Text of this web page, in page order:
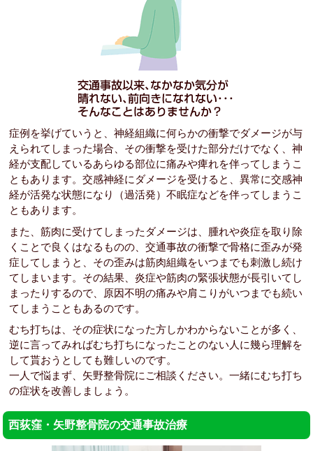
症例を挙げていうと、神経組織に何らかの衝撃でダメージが与
えられてしまった場合、その衝撃を受けた部分だけでなく、神
経が支配しているあらゆる部位に痛みや痺れを伴ってしまうこ
ともあります。交感神経にダメージを受けると、異常に交感神
経が活発な状態になり（過活発）不眠症などを伴ってしまうこ
ともあります。
また、筋肉に受けてしまったダメージは、腫れや炎症を取り除
くことで良くはなるものの、交通事故の衝撃で骨格に歪みが発
症してしまうと、その歪みは筋肉組織をいつまでも刺激し続け
てしまいます。その結果、炎症や筋肉の緊張状態が長引いてし
まったりするので、原因不明の痛みや肩こりがいつまでも続い
てしまうこともあるのです。
むち打ちは、その症状になった方しかわからないことが多く、
逆に言ってみればむち打ちになったことのない人に幾ら理解を
して貰おうとしても難しいのです。
一人で悩まず、矢野整骨院にご相談ください。一緒にむち打ち
の症状を改善しましょう。
西荻窪・矢野整骨院の交通事故治療